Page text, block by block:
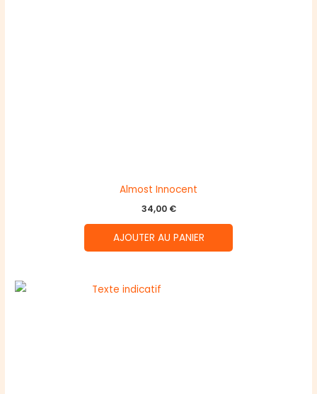
Almost Innocent
34,00 €
AJOUTER AU PANIER